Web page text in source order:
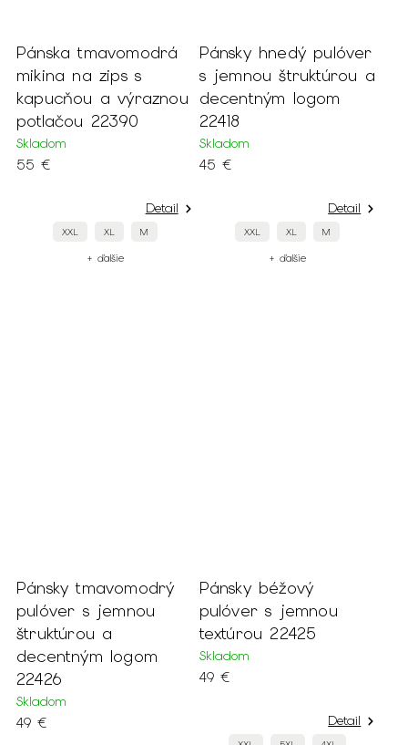
Pánska tmavomodrá
mikina na zips s
kapucňou a výraznou
potlačou 22390
Skladom
55 €
Detail
XXL XL M
+ ďalšie
Pánsky hnedý pulóver
s jemnou štruktúrou a
decentným logom
22418
Skladom
45 €
Detail
XXL XL M
+ ďalšie
Pánsky tmavomodrý
pulóver s jemnou
štruktúrou a
decentným logom
22426
Skladom
49 €
Pánsky béžový
pulóver s jemnou
textúrou 22425
Skladom
49 €
Detail